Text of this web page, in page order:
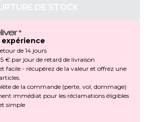
DE STOCK
de 14 jours
€ par jour de retard de livraison
facile - récupérez de la valeur et offrez une
de la commande (perte, vol, dommage)
immédiat pour les réclamations éligibles
simple